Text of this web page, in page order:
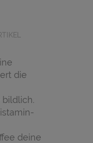
die
bildlich.
deine